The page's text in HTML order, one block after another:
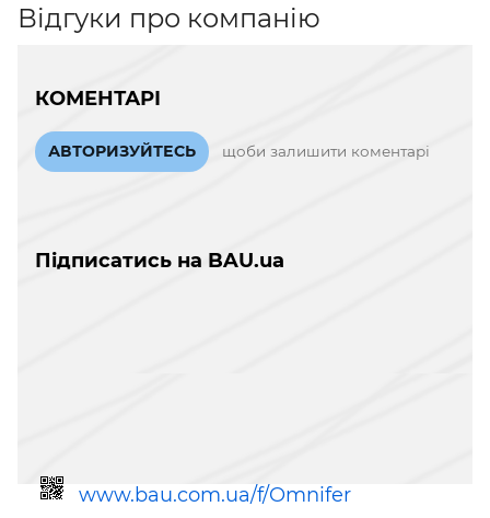
Відгуки про компанію
КОМЕНТАРІ
АВТОРИЗУЙТЕСЬ щоби залишити коментарі
Підписатись на BAU.ua
www.bau.com.ua/f/Omnifer